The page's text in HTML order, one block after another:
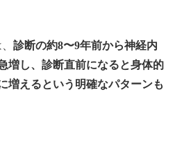
診断の約8〜9年前から神経内
増し、診断直前になると身体的
増えるという明確なパターンも